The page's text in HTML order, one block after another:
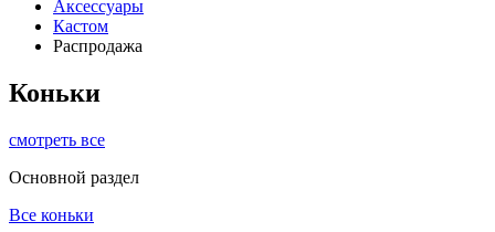
Аксессуары
Кастом
Распродажа
Коньки
смотреть все
Основной раздел
Все коньки